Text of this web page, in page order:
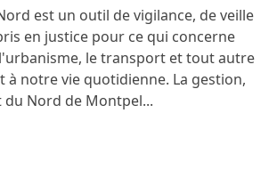
est un outil de vigilance, de veille
en justice pour ce qui concerne
le transport et tout autre
à notre vie quotidienne. La gestion,
Nord de Montpel...